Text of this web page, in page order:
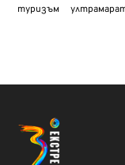
туризъм